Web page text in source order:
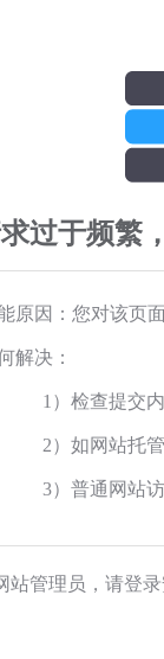
过于频繁
原因：您对该页
解决：
1）检查提交
2）如网站托
3）普通网站
站管理员，请登